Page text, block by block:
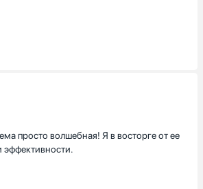
просто волшебная! Я в восторге от ее
эффективности.